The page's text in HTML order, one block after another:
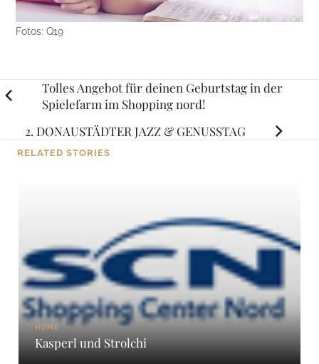
Fotos: Q19
Posts
navigation
Tolles Angebot für deinen Geburtstag in der
Spielefarm im Shopping nord!
2. DONAUSTÄDTER JAZZ & GENUSSTAG
RELATED STORIES
HOME
Kasperl und Strolchi